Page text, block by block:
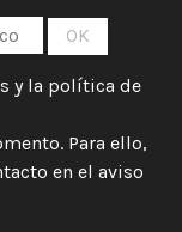
y la política de
Para ello,
en el aviso